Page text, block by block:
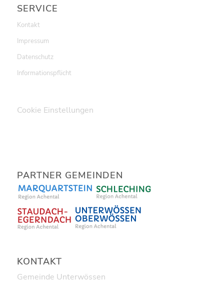
SERVICE
Kontakt
Impressum
Datenschutz
Informationspflicht
Cookie Einstellungen
PARTNER GEMEINDEN
KONTAKT
Gemeinde Unterwössen